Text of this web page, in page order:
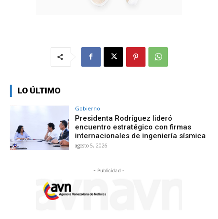
LO ÚLTIMO
Gobierno
Presidenta Rodríguez lideró
encuentro estratégico con firmas
internacionales de ingeniería sísmica
agosto 5, 2026
- Publicidad -